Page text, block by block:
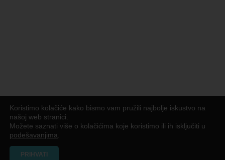
Koristimo kolačiće kako bismo vam pružili najbolje iskustvo na
našoj web stranici.
Možete saznati više o kolačićima koje koristimo ili ih isključiti u
podešavanjima
PRIHVATI